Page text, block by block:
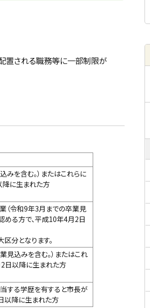
置される職務等に一部制限が
を含む。）またはこれらに
降に生まれた方
（令和9年3月までの卒業見
める方で、平成10年4月2日
分となります。
込みを含む。）またはこれ
日以降に生まれた方
する学歴を有すると市長が
以降に生まれた方